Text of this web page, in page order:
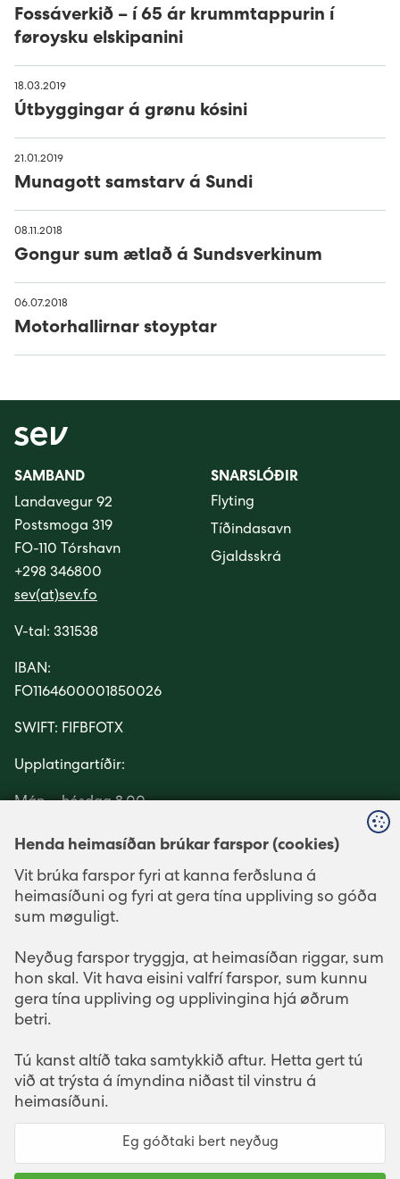
Fossáverkið – í 65 ár krummtappurin í
føroysku elskipanini
18.03.2019
Útbyggingar á grønu kósini
21.01.2019
Munagott samstarv á Sundi
08.11.2018
Gongur sum ætlað á Sundsverkinum
06.07.2018
Motorhallirnar stoyptar
SAMBAND
Landavegur 92
Postsmoga 319
FO-110 Tórshavn
+298 346800
sev(at)sev.fo
V-tal: 331538
IBAN:
FO1164600001850026
SWIFT: FIFBFOTX
Upplatingartíðir:
Mán. - hósdag 8.00 -
Telefonavgreiðsla er
mánadag - fríggjadag
SNARSLÓÐIR
Flyting
Tíðindasavn
Gjaldsskrá
LEINKJUR
elbil.fo
Mítt SEV
SOSIALIR MIÐLAR
LinkedIn
YouTube
Henda heimasíðan brúkar farspor (cookies)
Vit brúka farspor fyri at kanna ferðsluna á
heimasíðuni og fyri at gera tína uppliving so góða
sum møguligt.
Neyðug farspor tryggja, at heimasíðan riggar, sum
hon skal. Vit hava eisini valfrí farspor, sum kunnu
gera tína uppliving og upplivingina hjá øðrum
betri.
Tú kanst altíð taka samtykkið aftur. Hetta gert tú
við at trýsta á ímyndina niðast til vinstru á
heimasíðuni.
- Neyðug farspor hjálpa til við at gera
nýtsluna av heimasíðuni møguliga, so sum at
Eg góðtaki bert neyðug